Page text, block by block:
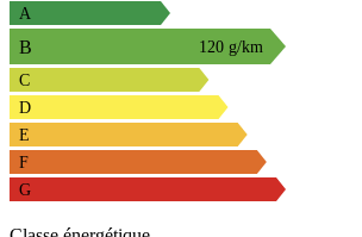
A
B
120 g/km
C
D
E
F
G